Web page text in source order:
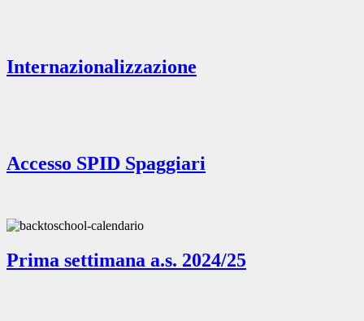
Internazionalizzazione
Accesso SPID Spaggiari
Prima settimana a.s. 2024/25